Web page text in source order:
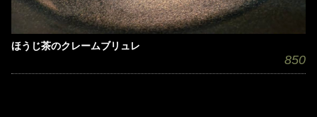
ほうじ茶のクレームブリュレ
850